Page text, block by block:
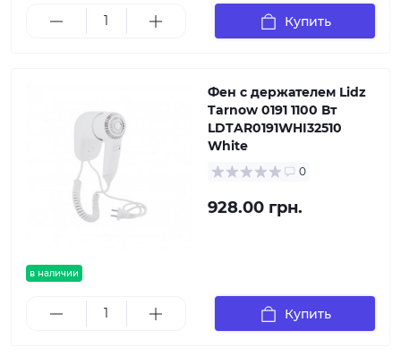
Купить
в наличии
Фен с держателем Lidz
Tarnow 0191 1100 Вт
LDTAR0191WHI32510
White
0
928.00 грн.
Купить